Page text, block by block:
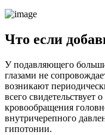
Что если
У подавляющего
глазами не
возникают
всего свидетельствует
кровообращения
внутричерепного
гипотонии.